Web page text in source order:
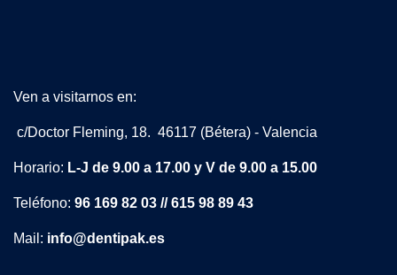
Ven a visitarnos en:
c/Doctor Fleming, 18. 46117 (Bétera) - Valencia
Horario: L-J de 9.00 a 17.00 y V de 9.00 a 15.00
Teléfono: 96 169 82 03 // 615 98 89 43
Mail: info@dentipak.es